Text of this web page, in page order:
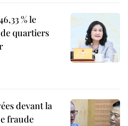
% le
quartiers
devant la
fraude